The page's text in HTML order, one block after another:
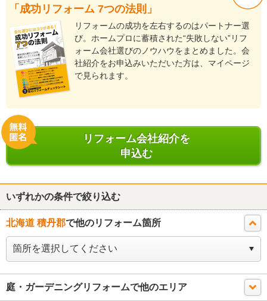
「成功リフォーム 7つの法則」
リフォームの成功を左右するのはパートナー選
び。ホームプロに蓄積された“失敗しない”リフ
ォーム会社選びのノウハウをまとめました。会
社紹介をお申込みいただいた方は、マイページ
で見られます。
リフォーム会社紹介を
申込む
いずれかの条件で絞り込む
北海道 積丹郡で他のリフォーム箇所
庭・ガーデニングリフォームで他のエリア